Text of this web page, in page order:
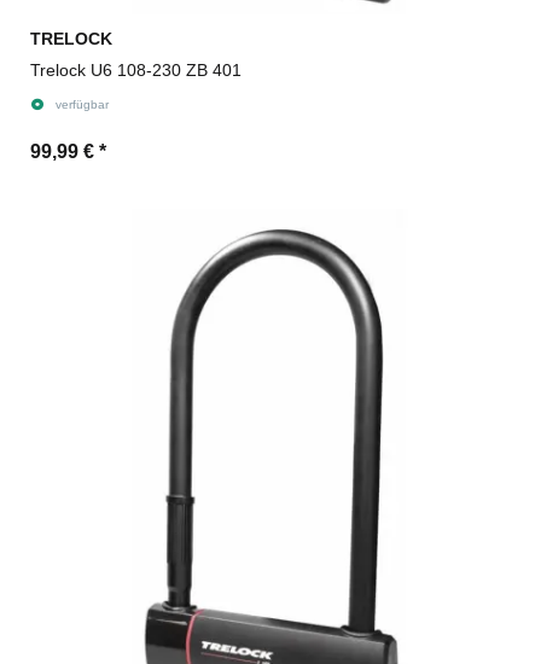
TRELOCK
Trelock U6 108-230 ZB 401
verfügbar
99,99 € *